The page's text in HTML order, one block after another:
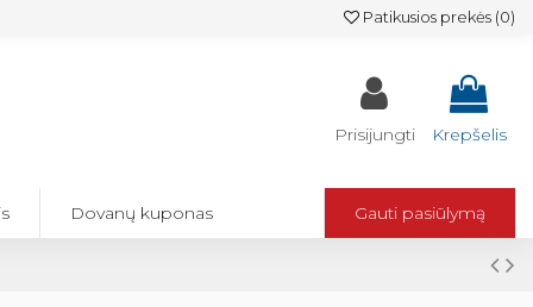
Patikusios prekės (0)
Prisijungti Krepšelis
Dovanų kuponas Gauti pasiūlymą